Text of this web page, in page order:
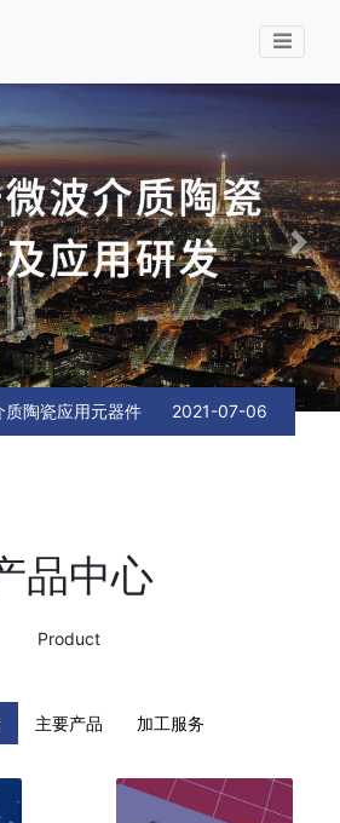
Next
术及生产研发装备 2021-07-06
容 2021-07-06
质陶瓷分类 2021-07-06
质陶瓷应用元器件 2021-07-06
品中心
Product
主要产品 加工服务